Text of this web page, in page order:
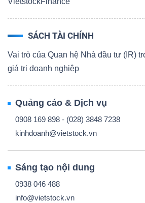
SÁCH TÀI CHÍNH
Vai trò của Quan hệ Nhà đầu tư (IR)
giá trị doanh nghiệp
Quảng cáo & Dịch vụ
0908 169 898 - (028) 3848 7238
kinhdoanh@vietstock.vn
Sáng tạo nội dung
0938 046 488
info@vietstock.vn